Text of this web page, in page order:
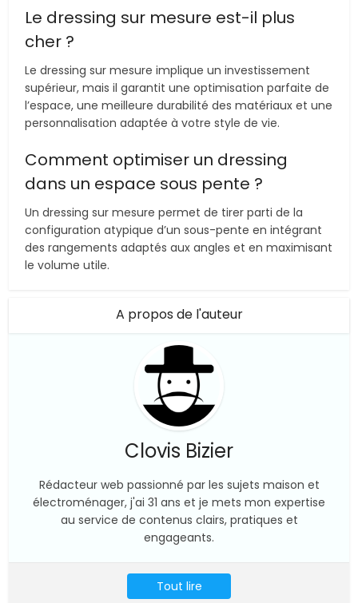
Le dressing sur mesure est-il plus
cher ?
Le dressing sur mesure implique un investissement
supérieur, mais il garantit une optimisation parfaite de
l’espace, une meilleure durabilité des matériaux et une
personnalisation adaptée à votre style de vie.
Comment optimiser un dressing
dans un espace sous pente ?
Un dressing sur mesure permet de tirer parti de la
configuration atypique d’un sous-pente en intégrant
des rangements adaptés aux angles et en maximisant
le volume utile.
A propos de l'auteur
Clovis Bizier
Rédacteur web passionné par les sujets maison et
électroménager, j'ai 31 ans et je mets mon expertise
au service de contenus clairs, pratiques et
engageants.
Tout lire